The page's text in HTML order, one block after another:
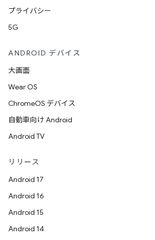
プライバシー
5G
ANDROID デバイス
大画面
Wear OS
ChromeOS デバイス
自動車向け Android
Android TV
リリース
Android 17
Android 16
Android 15
Android 14